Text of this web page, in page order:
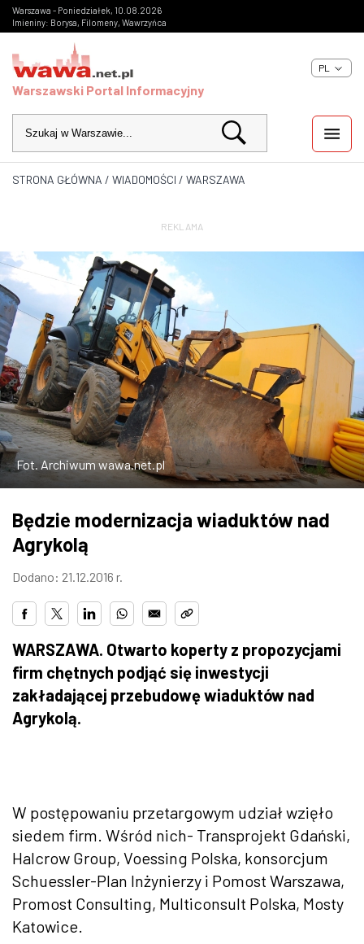
Warszawa - Poniedziałek, 10.08.2026
Imieniny: Borysa, Filomeny, Wawrzyńca
Warszawski Portal Informacyjny
PL
WIADOMOŚCI
IMPREZY
KULTURA
ZDJĘCIA
W WARSZAWIE
MARKETPLACE
STRONA GŁÓWNA / WIADOMOŚCI / WARSZAWA
REKLAMA
Fot. Archiwum wawa.net.pl
Będzie modernizacja wiaduktów nad
Agrykolą
Dodano: 21.12.2016 r.
WARSZAWA. Otwarto koperty z propozycjami
firm chętnych podjąć się inwestycji
zakładającej przebudowę wiaduktów nad
Agrykolą.
W postępowaniu przetargowym udział wzięło
siedem firm. Wśród nich- Transprojekt Gdański,
Halcrow Group, Voessing Polska, konsorcjum
Schuessler-Plan Inżynierzy i Pomost Warszawa,
Promost Consulting, Multiconsult Polska, Mosty
Katowice.